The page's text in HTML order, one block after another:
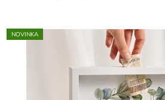
NOVINKA